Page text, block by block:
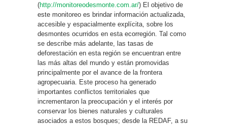
(http://monitoreodesmonte.com.ar/) El objetivo de
este monitoreo es brindar información actualizada,
accesible y espacialmente explícita, sobre los
desmontes ocurridos en esta ecorregión. Tal como
se describe más adelante, las tasas de
deforestación en esta región se encuentran entre
las más altas del mundo y están promovidas
principalmente por el avance de la frontera
agropecuaria. Este proceso ha generado
importantes conflictos territoriales que
incrementaron la preocupación y el interés por
conservar los bienes naturales y culturales
asociados a estos bosques; desde la REDAF, a su